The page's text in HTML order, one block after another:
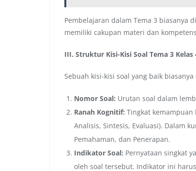
Pembelajaran dalam Tema 3 biasanya
memiliki cakupan materi dan
III. Struktur Kisi-Kisi Soal Tema 3 Kelas
Sebuah kisi-kisi soal yang baik
Nomor Soal: Urutan soal dalam
Ranah Kognitif: Tingkat kemampuan
Analisis, Sintesis, Evaluasi). Dalam
Pemahaman, dan Penerapan.
Indikator Soal: Pernyataan singkat
oleh soal tersebut. Indikator ini